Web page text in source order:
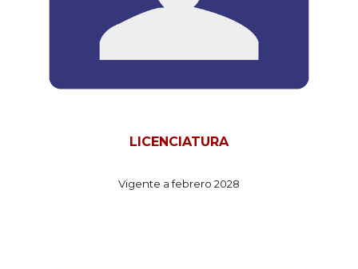
LICENCIATURA
Vigente a febrero 2028